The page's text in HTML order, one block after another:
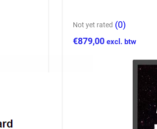
Not yet rated (0)
€879,00 excl. btw